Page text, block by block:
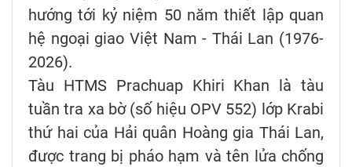
hướng tới kỷ niệm 50 năm thiết lập quan
hệ ngoại giao Việt Nam - Thái Lan (1976-
2026).
Tàu HTMS Prachuap Khiri Khan là tàu
tuần tra xa bờ (số hiệu OPV 552) lớp Krabi
thứ hai của Hải quân Hoàng gia Thái Lan,
được trang bị pháo hạm và tên lửa chống